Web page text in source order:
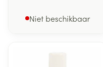
Niet beschikbaar